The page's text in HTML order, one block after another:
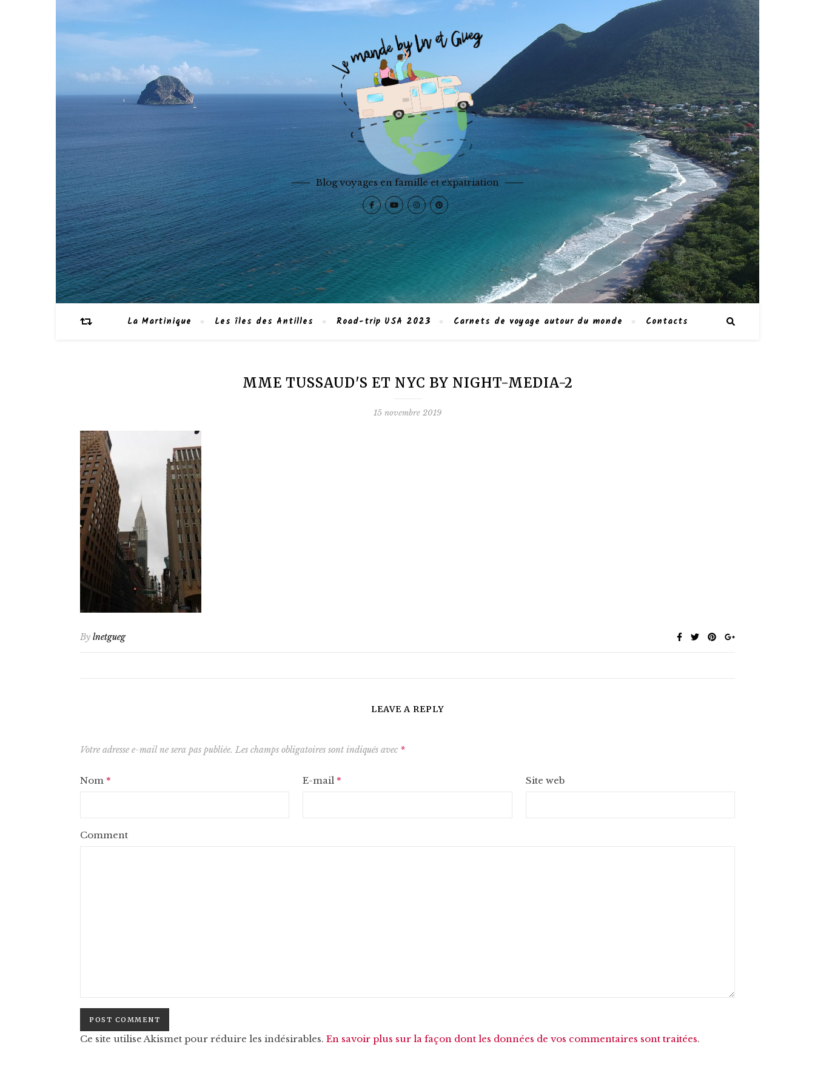
Blog voyages en famille et expatriation
La Martinique Les îles des Antilles Road-trip USA 2023 Carnets de voyage autour du monde Contacts
MME TUSSAUD'S ET NYC BY NIGHT-MEDIA-2
15 novembre 2019
By lnetgueg
LEAVE A REPLY
Votre adresse e-mail ne sera pas publiée. Les champs obligatoires sont indiqués avec *
Nom * E-mail * Site web
Comment
Ce site utilise Akismet pour réduire les indésirables. En savoir plus sur la façon dont les données de vos commentaires sont traitées.